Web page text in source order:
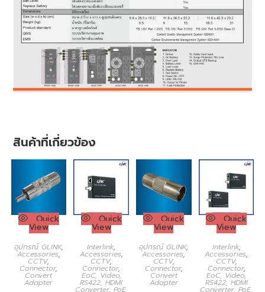
สินค้าที่เกี่ยวข้อง
Quick
View
อุปกรณ์ GLINK,
Accessories,
CCTV,
Connector,
Convert
Adapter
Quick
View
Interlink,
Accessories,
CCTV,
Connector,
EoC, Video,
RS422, HDMI
Converter, PoE,
Quick
View
อุปกรณ์ GLINK,
Accessories,
CCTV,
Connector,
Convert
Adapter
Quick
View
Interlink,
Accessories,
CCTV,
Connector,
EoC, Video,
RS422, HDMI
Converter,PoE,